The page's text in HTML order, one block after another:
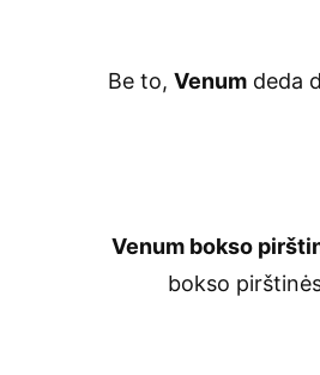
Be to, Venumdeda
Venum bokso
bokso